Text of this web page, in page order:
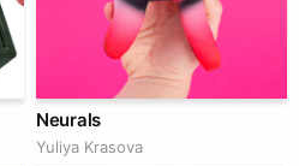
Neurals
Yuliya Krasova